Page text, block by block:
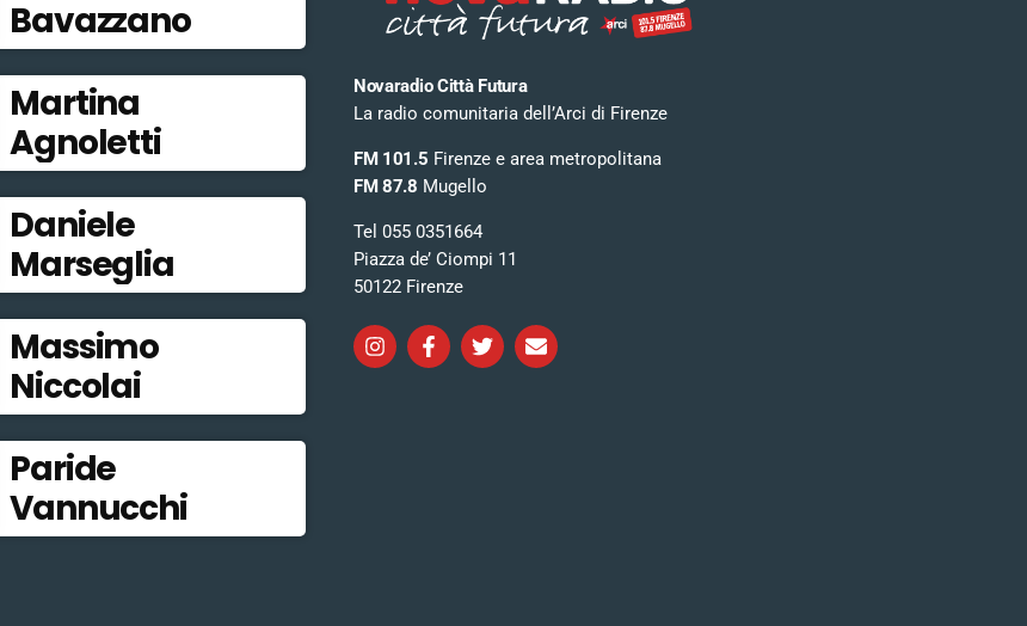
Bavazzano
Martina
Agnoletti
Daniele
Marseglia
Massimo
Niccolai
Paride
Vannucchi
Novaradio Città Futura
La radio comunitaria dell’Arci di Firenze
FM 101.5 Firenze e area metropolitana
FM 87.8 Mugello
Tel 055 0351664
Piazza de’ Ciompi 11
50122 Firenze